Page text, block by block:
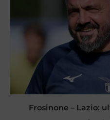
Frosinone – Lazio: